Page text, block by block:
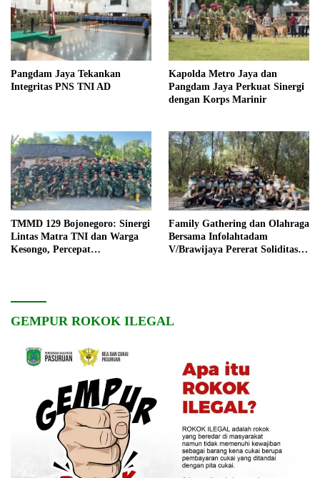
Pangdam Jaya Tekankan
Integritas PNS TNI AD
Kapolda Metro Jaya dan
Pangdam Jaya Perkuat Sinergi
dengan Korps Marinir
TMMD 129 Bojonegoro: Sinergi
Lintas Matra TNI dan Warga
Kesongo, Percepat
Family Gathering dan Olahraga
Bersama Infolahtadam
V/Brawijaya Pererat Soliditas
GEMPUR ROKOK ILEGAL